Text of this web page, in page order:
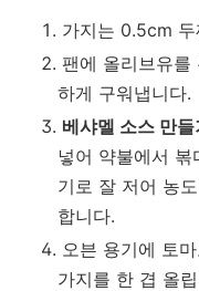
가지는 0.5cm
팬에 올리브유를
하게 구워냅니다.
베샤멜 소스 만들
넣어 약불에서
기로 잘 저어 농
합니다.
오븐 용기에 토
가지를 한 겹 올